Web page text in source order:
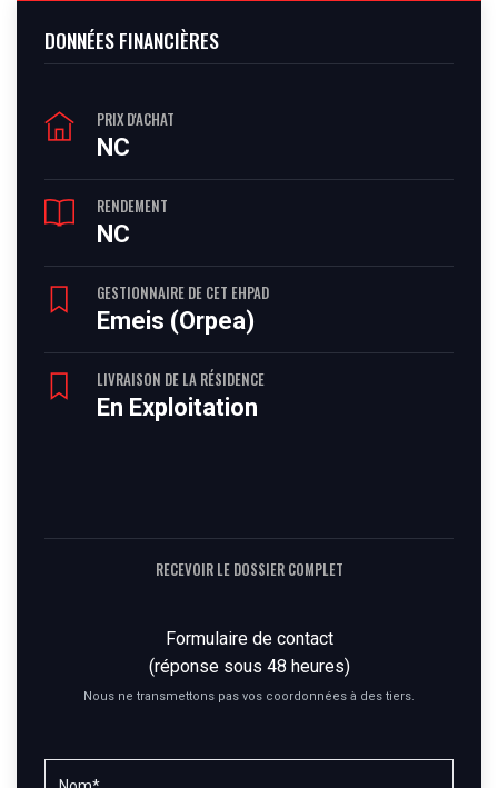
DONNÉES FINANCIÈRES
PRIX D'ACHAT
NC
RENDEMENT
NC
GESTIONNAIRE DE CET EHPAD
Emeis (Orpea)
LIVRAISON DE LA RÉSIDENCE
En Exploitation
RECEVOIR LE DOSSIER COMPLET
Formulaire de contact
(réponse sous 48 heures)
Nous ne transmettons pas vos coordonnées à des tiers.